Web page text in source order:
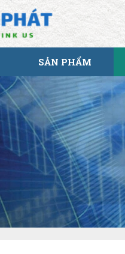
SẢN PHẨM